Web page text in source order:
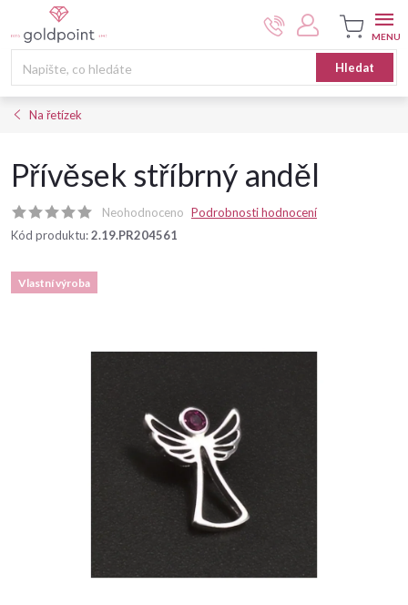
na
Hledat
Nákupní
košík
Na řetízek
Přívěsek stříbrný anděl
Neohodnoceno Podrobnosti hodnocení
Kód produktu:2.19.PR204561
Vlastní výroba